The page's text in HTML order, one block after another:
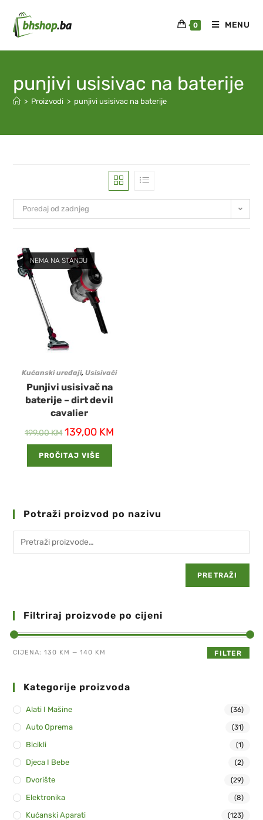
0 MENU
punjivi usisivac na baterije
> Proizvodi > punjivi usisivac na baterije
Poredaj od zadnjeg
NEMA NA STANJU
Kućanski uređaji,Usisivači
Punjivi usisivač na
baterije – dirt devil
cavalier
199,00KM 139,00 KM
PROČITAJ VIŠE
Potraži proizvod po nazivu
PRETRAŽI
Filtriraj proizvode po cijeni
FILTER
CIJENA:130 KM —140 KM
Kategorije proizvoda
Alati I Mašine (36)
Auto Oprema (31)
Bicikli (1)
Djeca I Bebe (2)
Dvorište (29)
Elektronika (8)
Kućanski Aparati (123)